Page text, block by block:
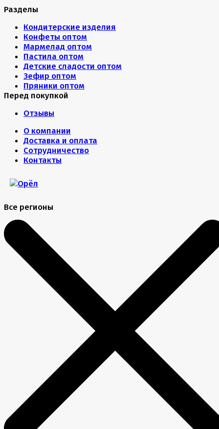
Разделы
Кондитерские изделия
Конфеты оптом
Мармелад оптом
Пастила оптом
Детские сладости оптом
Зефир оптом
Пряники оптом
Перед покупкой
Отзывы
О компании
Доставка и оплата
Сотрудничество
Контакты
Все регионы